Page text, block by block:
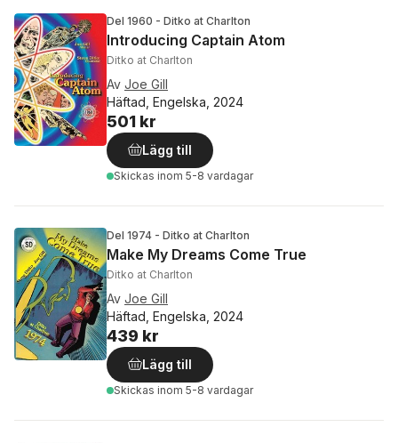
Del 1960 - Ditko at Charlton
Introducing Captain Atom
Ditko at Charlton
Av Joe Gill
Häftad, Engelska, 2024
501 kr
Lägg till
Skickas inom 5-8 vardagar
Del 1974 - Ditko at Charlton
Make My Dreams Come True
Ditko at Charlton
Av Joe Gill
Häftad, Engelska, 2024
439 kr
Lägg till
Skickas inom 5-8 vardagar